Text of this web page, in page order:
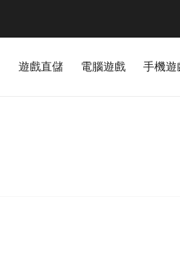
遊戲直儲 電腦遊戲 手機遊